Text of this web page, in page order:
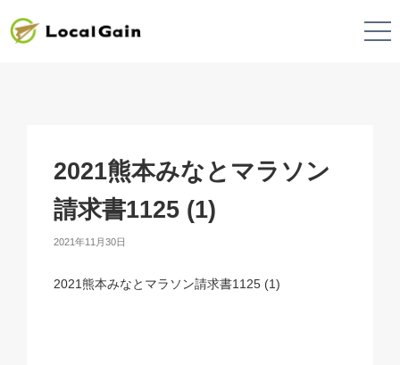
2021熊本みなとマラソン
請求書1125 (1)
2021年11月30日
2021熊本みなとマラソン請求書1125 (1)